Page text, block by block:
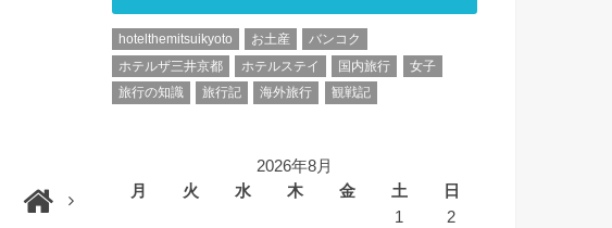
hotelthemitsuikyoto お土産
バンコク
ホテルザ三井京都
ホテルステイ 国内旅行
女子
旅行の知識
旅行記 海外旅行 観戦記
2026年8月
月
火 水 木 金 土
日
1
2